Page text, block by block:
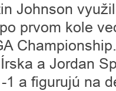
Johnson
prvom kole
a Jordan
a figurujú na